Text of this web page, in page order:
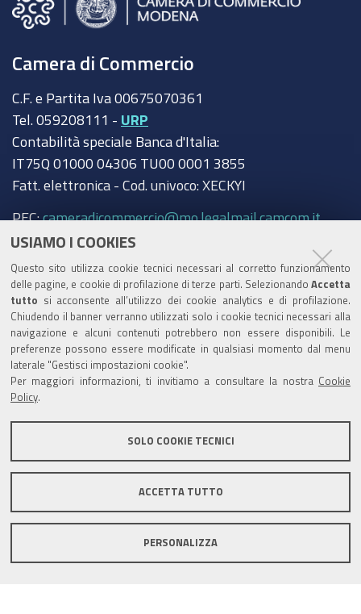
USIAMO I COOKIES
Questo sito utilizza cookie tecnici necessari al corretto funzionamento
delle pagine, e cookie di profilazione di terze parti. Selezionando Accetta
tutto si acconsente all’utilizzo dei cookie analytics e di profilazione.
Chiudendo il banner verranno utilizzati solo i cookie tecnici necessari alla
navigazione e alcuni contenuti potrebbero non essere disponibili. Le
preferenze possono essere modificate in qualsiasi momento dal menu
laterale "Gestisci impostazioni cookie".
Per maggiori informazioni, ti invitiamo a consultare la nostra Cookie
Policy
SOLO COOKIE TECNICI
ACCETTA TUTTO
PERSONALIZZA
Camera di Commercio
C.F. e Partita Iva 00675070361
Tel. 059208111 - URP
Contabilità speciale Banca d'Italia:
IT75Q 01000 04306 TU00 0001 3855
Fatt. elettronica - Cod. univoco: XECKYI
PEC:cameradicommercio@mo.legalmail.camcom.it
Trasparenza
Amministrazione trasparente
Albo Camerale
Pubblicità Legale
Area riservata Amministratori
Informativa generale
Informative privacy
Accessibilità
Note legali
Informativa estesa sui cookie
Social media policy